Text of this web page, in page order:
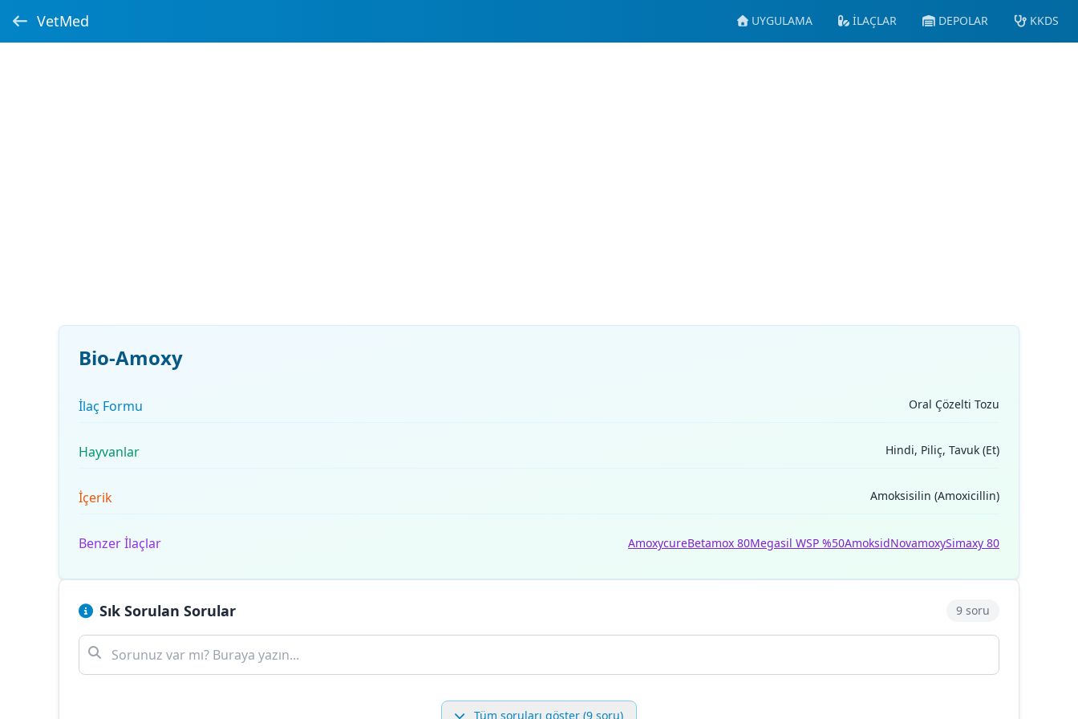
VetMed UYGULAMA İLAÇLAR DEPOLAR KKDS
Bio-Amoxy
İlaç Formu Oral Çözelti Tozu
Hayvanlar Hindi, Piliç, Tavuk (Et)
İçerik Amoksisilin (Amoxicillin)
Benzer İlaçlar AmoxycureBetamox 80Megasil WSP %50AmoksidNovamoxySimaxy 80
Sık Sorulan Sorular 9 soru
Tüm soruları göster (9 soru)